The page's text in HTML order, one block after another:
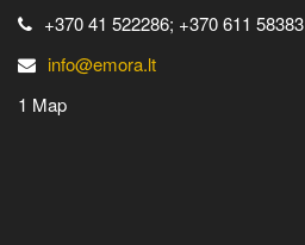
+370 41 522286; +370 611 58383
info@emora.lt
1 Map